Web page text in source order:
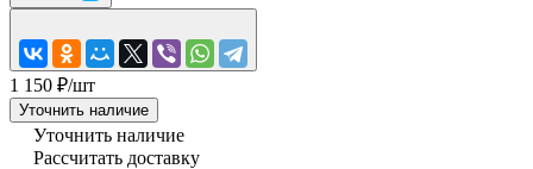
1 150 ₽/шт
Уточнить наличие
Уточнить наличие
Рассчитать доставку